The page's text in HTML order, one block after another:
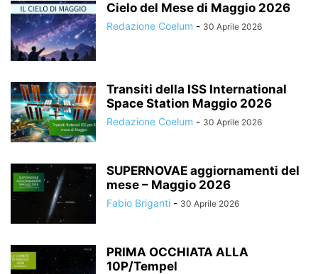
Cielo del Mese di Maggio 2026
Redazione Coelum - 30 Aprile 2026
Transiti della ISS International
Space Station Maggio 2026
Redazione Coelum - 30 Aprile 2026
SUPERNOVAE aggiornamenti del
mese – Maggio 2026
Fabio Briganti - 30 Aprile 2026
PRIMA OCCHIATA ALLA
10P/Tempel